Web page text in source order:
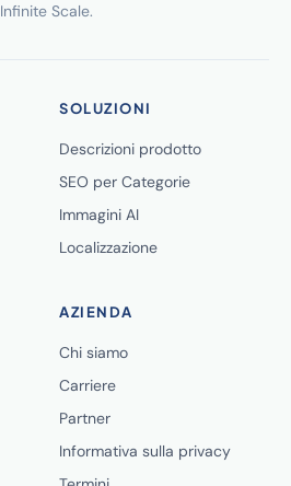
Infinite Scale.
SOLUZIONI
Descrizioni prodotto
SEO per Categorie
Immagini AI
Localizzazione
AZIENDA
Chi siamo
Carriere
Partner
Informativa sulla privacy